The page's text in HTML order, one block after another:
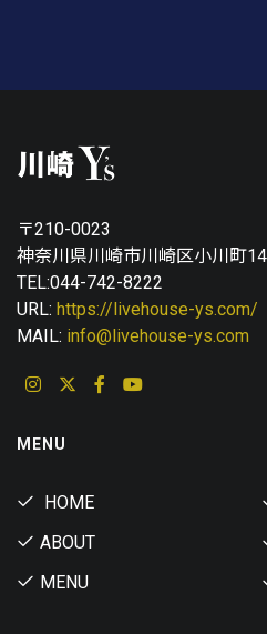
〒210-0023
神奈川県川崎市川崎区小川町
TEL:044-742-8222
URL: https://livehouse-ys.com/
MAIL: info@livehouse-ys.com
MENU
HOME
ABOUT
MENU